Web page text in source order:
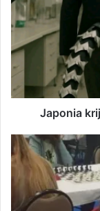
Japonia